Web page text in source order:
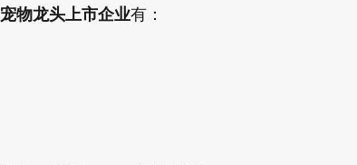
宠物龙头上市企业有：